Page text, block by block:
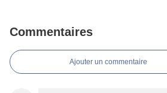
Commentaires
Ajouter un commentaire